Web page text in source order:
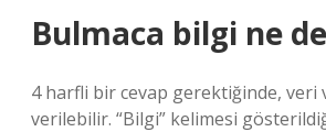
Bulmaca bilgi ne
4 harfli bir cevap gerektiğinde, veri
verilebilir. “Bilgi” kelimesi